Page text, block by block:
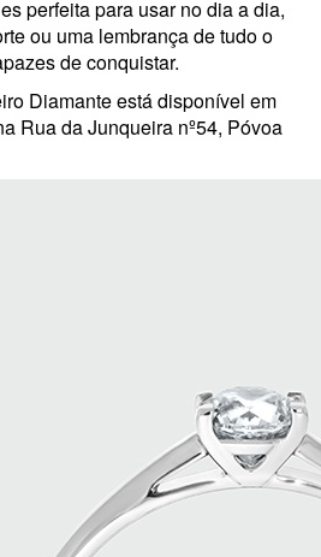
perfeita para usar no dia a dia,
ou uma lembrança de tudo o
de conquistar.
Diamante está disponível em
Rua da Junqueira nº54, Póvoa